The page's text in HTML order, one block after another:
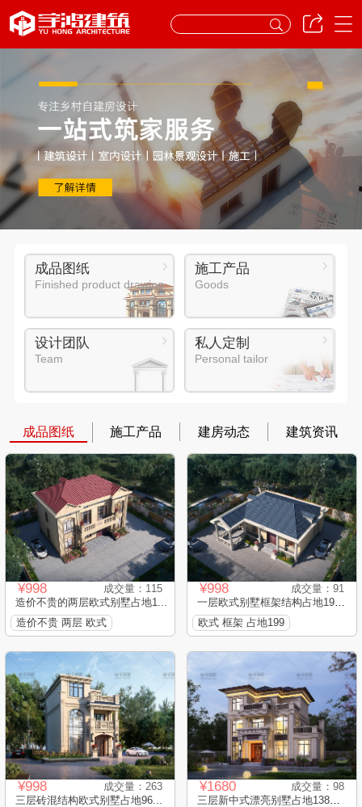
成品图纸
Finished product drawing
施工产品
Goods
设计团队
Team
私人定制
Personal tailor
成品图纸 施工产品 建房动态 建筑资讯
¥998
成交量：115
造价不贵的两层欧式别墅占地1...
造价不贵 两层 欧式
¥998
成交量：91
一层欧式别墅框架结构占地199...
欧式 框架 占地199
¥998
成交量：263
三层砖混结构欧式别墅占地96...
¥1680
成交量：98
三层新中式漂亮别墅占地138平...